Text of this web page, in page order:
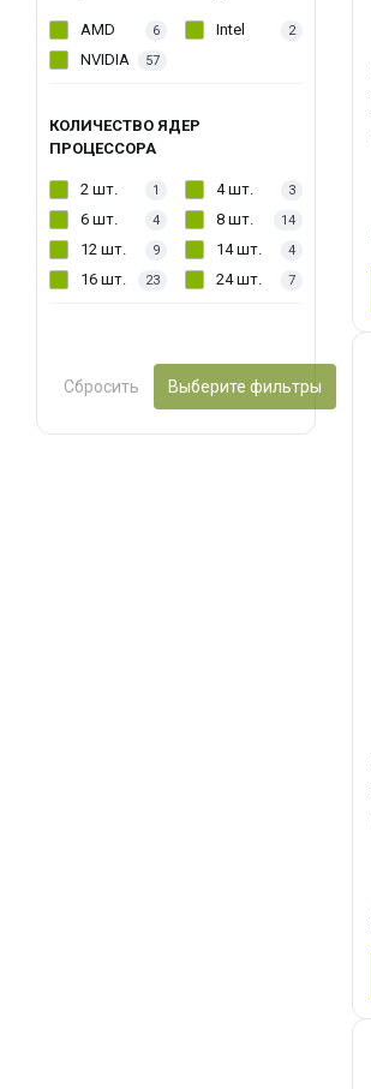
AMD 6 Intel 2
NVIDIA 57
КОЛИЧЕСТВО ЯДЕР
ПРОЦЕССОРА
2 шт. 1 4 шт. 3
6 шт. 4 8 шт. 14
12 шт. 9 14 шт. 4
16 шт. 23 24 шт. 7
Сбросить Выберите фильтры